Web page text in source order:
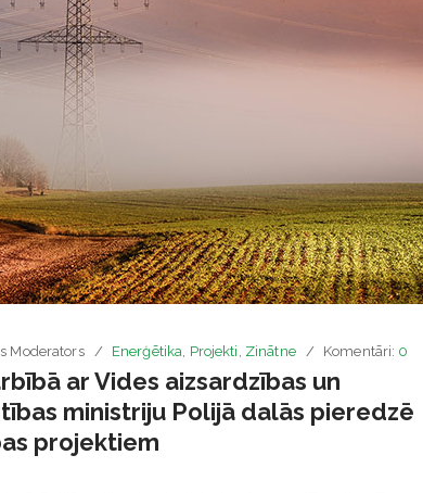
Moderators Enerģētika, Projekti , Zinātne Komentāri: 0
ar Vides aizsardzības un
ministriju Polijā dalās pieredzē
projektiem